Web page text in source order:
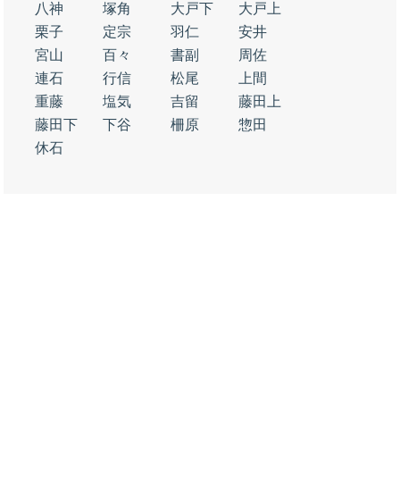
八神
塚角 大戸下
大戸上
栗子
定宗 羽仁
安井
宮山
百々 書副
周佐
連石
行信 松尾
上間
重藤
塩気 吉留
藤田上
藤田下
下谷 柵原
惣田
休石